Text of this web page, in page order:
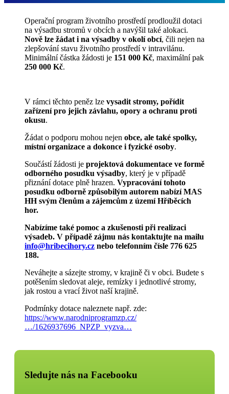
Operační program životního prostředí prodloužil dotaci
na výsadbu stromů v obcích a navýšil také alokaci.
Nově lze žádat i na výsadby v okolí obcí, čili nejen na
zlepšování stavu životního prostředí v intravilánu.
Minimální částka žádosti je 151 000 Kč, maximální pak
250 000 Kč.
V rámci těchto peněz lze vysadit stromy, pořídit
zařízení pro jejich závlahu, opory a ochranu proti
okusu.
Žádat o podporu mohou nejen obce, ale také spolky,
místní organizace a dokonce i fyzické osoby.
Součástí žádosti je projektová dokumentace ve formě
odborného posudku výsadby, který je v případě
přiznání dotace plně hrazen. Vypracování tohoto
posudku odborně způsobilým autorem nabízí MAS
HH svým členům a zájemcům z území Hříběcích
hor.
Nabízíme také pomoc a zkušenosti při realizaci
výsadeb. V případě zájmu nás kontaktujte na mailu
info@hribecihory.cz nebo telefonním čísle 776 625
188.
Neváhejte a sázejte stromy, v krajině či v obci. Budete s
potěšením sledovat aleje, remízky i jednotlivé stromy,
jak rostou a vrací život naší krajině.
Podmínky dotace naleznete např. zde:
https://www.narodniprogramzp.cz/
…/1626937696_NPZP_vyzva…
Sledujte nás na Facebooku